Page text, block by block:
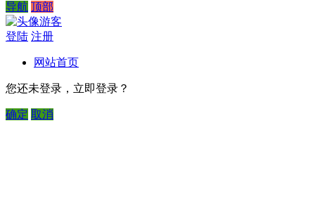
导航 顶部
游客
登陆 注册
网站首页
您还未登录，立即登录？
确定 取消